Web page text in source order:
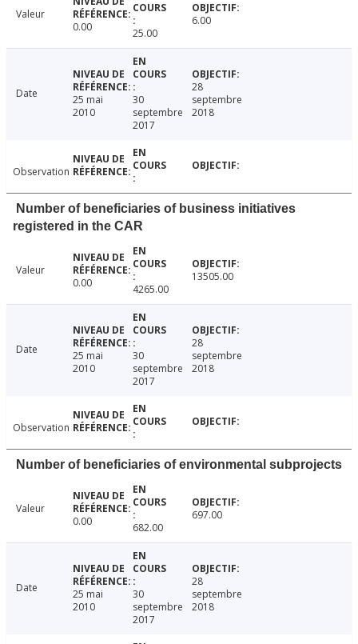
Valeur
0.00
25.00
6.00
Date
25 mai
2010
30
septembre
2017
28
septembre
2018
Observation
Number of beneficiaries of business initiatives
registered in the CAR
Valeur
0.00
4265.00
13505.00
Date
25 mai
2010
30
septembre
2017
28
septembre
2018
Observation
Number of beneficiaries of environmental subprojects
Valeur
0.00
682.00
697.00
Date
25 mai
2010
30
septembre
2017
28
septembre
2018